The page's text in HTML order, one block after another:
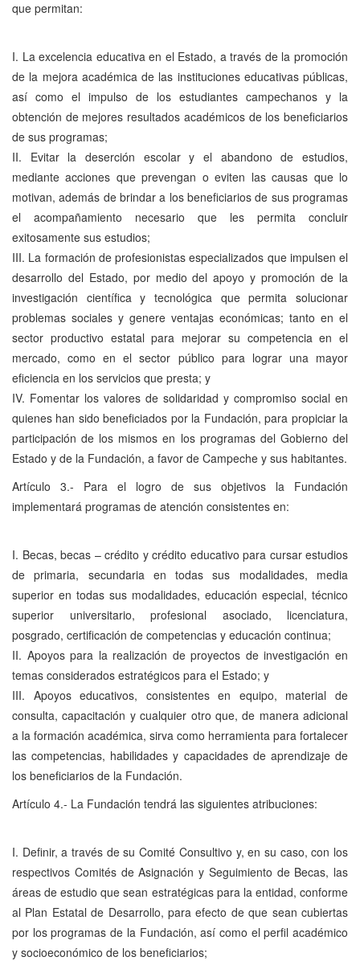
que permitan:
I. La excelencia educativa en el Estado, a través de la promoción
de la mejora académica de las instituciones educativas públicas,
así como el impulso de los estudiantes campechanos y la
obtención de mejores resultados académicos de los beneficiarios
de sus programas;
II. Evitar la deserción escolar y el abandono de estudios,
mediante acciones que prevengan o eviten las causas que lo
motivan, además de brindar a los beneficiarios de sus programas
el acompañamiento necesario que les permita concluir
exitosamente sus estudios;
III. La formación de profesionistas especializados que impulsen el
desarrollo del Estado, por medio del apoyo y promoción de la
investigación científica y tecnológica que permita solucionar
problemas sociales y genere ventajas económicas; tanto en el
sector productivo estatal para mejorar su competencia en el
mercado, como en el sector público para lograr una mayor
eficiencia en los servicios que presta; y
IV. Fomentar los valores de solidaridad y compromiso social en
quienes han sido beneficiados por la Fundación, para propiciar la
participación de los mismos en los programas del Gobierno del
Estado y de la Fundación, a favor de Campeche y sus habitantes.
Artículo 3.- Para el logro de sus objetivos la Fundación
implementará programas de atención consistentes en:
I. Becas, becas – crédito y crédito educativo para cursar estudios
de primaria, secundaria en todas sus modalidades, media
superior en todas sus modalidades, educación especial, técnico
superior universitario, profesional asociado, licenciatura,
posgrado, certificación de competencias y educación continua;
II. Apoyos para la realización de proyectos de investigación en
temas considerados estratégicos para el Estado; y
III. Apoyos educativos, consistentes en equipo, material de
consulta, capacitación y cualquier otro que, de manera adicional
a la formación académica, sirva como herramienta para fortalecer
las competencias, habilidades y capacidades de aprendizaje de
los beneficiarios de la Fundación.
Artículo 4.- La Fundación tendrá las siguientes atribuciones:
I. Definir, a través de su Comité Consultivo y, en su caso, con los
respectivos Comités de Asignación y Seguimiento de Becas, las
áreas de estudio que sean estratégicas para la entidad, conforme
al Plan Estatal de Desarrollo, para efecto de que sean cubiertas
por los programas de la Fundación, así como el perfil académico
y socioeconómico de los beneficiarios;